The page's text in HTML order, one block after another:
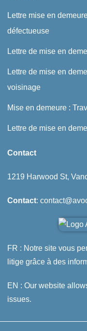
Lettre mise en
défectueuse
Lettre de mise en
Lettre de mise en
voisinage
Mise en demeure :
Lettre de mise en
Contact
1219 Harwood St,
Contact:
FR : Notre site vous
litige grâce à des
EN : Our website
issues.